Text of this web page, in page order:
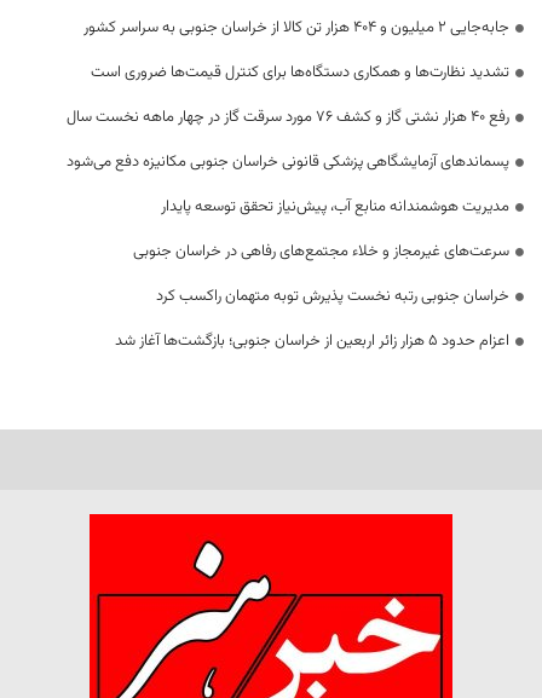
جابه‌جایی 2 میلیون و 404 هزار تن کالا از خراسان جنوبی به سراسر کشور
تشدید نظارت‌ها و همکاری دستگاه‌ها برای کنترل قیمت‌ها ضروری است
رفع 40 هزار نشتی گاز و کشف 76 مورد سرقت گاز در چهار ماهه نخست سال
پسماندهای آزمایشگاهی پزشکی قانونی خراسان جنوبی مکانیزه دفع می‌شود
مدیریت هوشمندانه منابع آب، پیش‌نیاز تحقق توسعه پایدار
سرعت‌های غیرمجاز و خلاء مجتمع‌های رفاهی در خراسان جنوبی
خراسان جنوبی رتبه نخست پذیرش توبه متهمان راکسب کرد
اعزام حدود 5 هزار زائر اربعین از خراسان جنوبی؛ بازگشت‌ها آغاز شد